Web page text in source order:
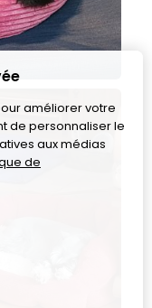
améliorer votre
de personnaliser le
aux médias
de